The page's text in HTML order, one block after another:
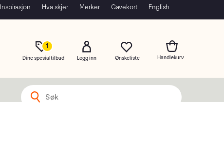
Inspirasjon Hva skjer Merker Gavekort English
1
Dine spesialtilbud Logg inn